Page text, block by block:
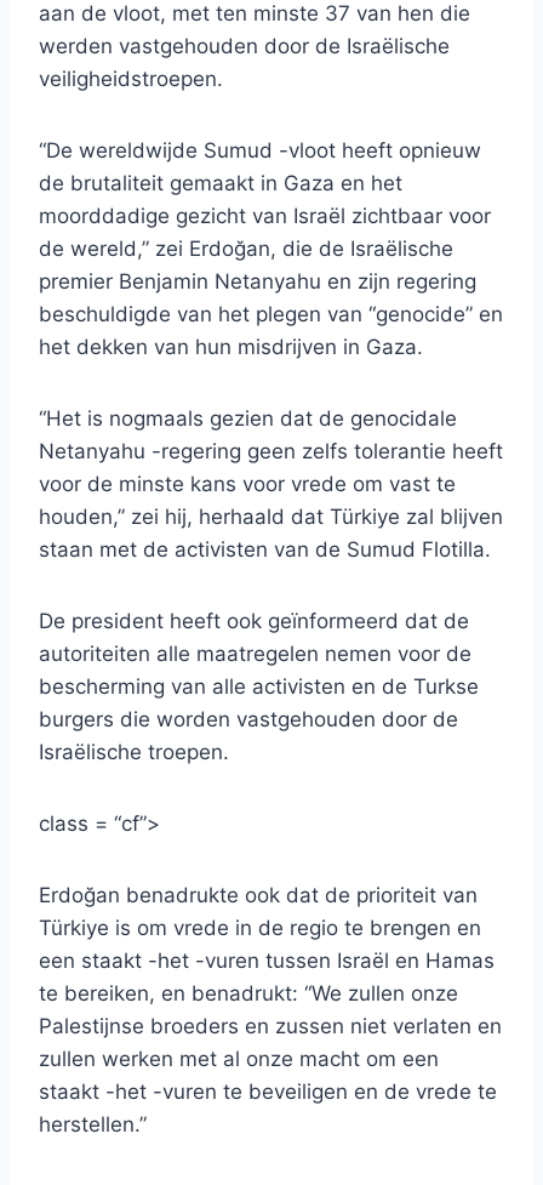
aan de vloot, met ten minste 37 van hen die
werden vastgehouden door de Israëlische
veiligheidstroepen.
“De wereldwijde Sumud -vloot heeft opnieuw
de brutaliteit gemaakt in Gaza en het
moorddadige gezicht van Israël zichtbaar voor
de wereld,” zei Erdoğan, die de Israëlische
premier Benjamin Netanyahu en zijn regering
beschuldigde van het plegen van “genocide” en
het dekken van hun misdrijven in Gaza.
“Het is nogmaals gezien dat de genocidale
Netanyahu -regering geen zelfs tolerantie heeft
voor de minste kans voor vrede om vast te
houden,” zei hij, herhaald dat Türkiye zal blijven
staan ​​met de activisten van de Sumud Flotilla.
De president heeft ook geïnformeerd dat de
autoriteiten alle maatregelen nemen voor de
bescherming van alle activisten en de Turkse
burgers die worden vastgehouden door de
Israëlische troepen.
class = “cf”>
Erdoğan benadrukte ook dat de prioriteit van
Türkiye is om vrede in de regio te brengen en
een staakt -het -vuren tussen Israël en Hamas
te bereiken, en benadrukt: “We zullen onze
Palestijnse broeders en zussen niet verlaten en
zullen werken met al onze macht om een ​​
staakt -het -vuren te beveiligen en de vrede te
herstellen.”